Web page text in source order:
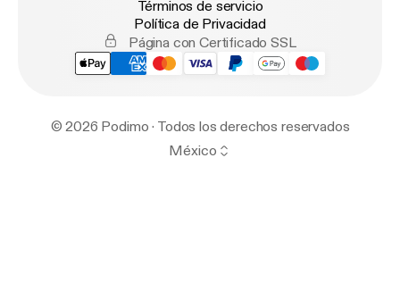
Términos de servicio
Política de Privacidad
Página con Certificado SSL
© 2026 Podimo · Todos los derechos reservados
México